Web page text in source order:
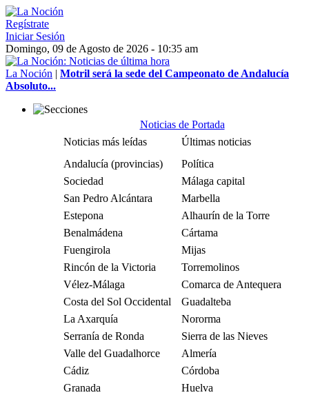
Regístrate
Iniciar Sesión
Domingo, 09 de Agosto de 2026 - 10:35 am
La Noción | Motril será la sede del Campeonato de Andalucía
Absoluto...
Noticias de Portada
Noticias más leídas
Últimas noticias
Andalucía (provincias)
Política
Sociedad
Málaga capital
San Pedro Alcántara
Marbella
Estepona
Alhaurín de la Torre
Benalmádena
Cártama
Fuengirola
Mijas
Rincón de la Victoria
Torremolinos
Vélez-Málaga
Comarca de Antequera
Costa del Sol Occidental
Guadalteba
La Axarquía
Nororma
Serranía de Ronda
Sierra de las Nieves
Valle del Guadalhorce
Almería
Cádiz
Córdoba
Granada
Huelva